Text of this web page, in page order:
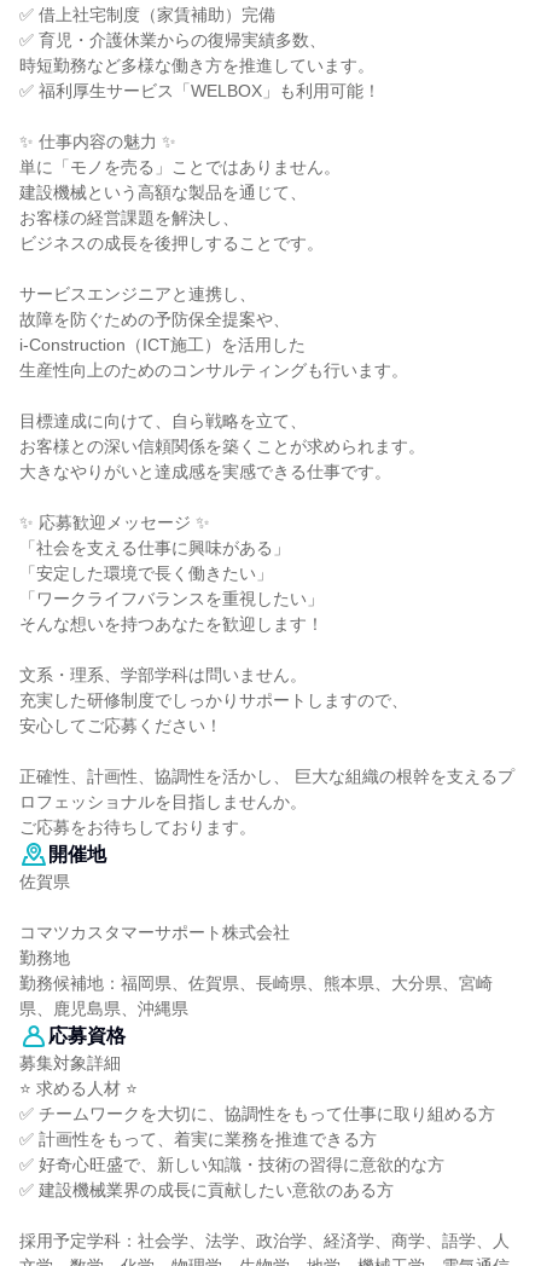
✅ 借上社宅制度（家賃補助）完備
✅ 育児・介護休業からの復帰実績多数、
時短勤務など多様な働き方を推進しています。
✅ 福利厚生サービス「WELBOX」も利用可能！
✨ 仕事内容の魅力 ✨
単に「モノを売る」ことではありません。
建設機械という高額な製品を通じて、
お客様の経営課題を解決し、
ビジネスの成長を後押しすることです。
サービスエンジニアと連携し、
故障を防ぐための予防保全提案や、
i-Construction（ICT施工）を活用した
生産性向上のためのコンサルティングも行います。
目標達成に向けて、自ら戦略を立て、
お客様との深い信頼関係を築くことが求められます。
大きなやりがいと達成感を実感できる仕事です。
✨ 応募歓迎メッセージ ✨
「社会を支える仕事に興味がある」
「安定した環境で長く働きたい」
「ワークライフバランスを重視したい」
そんな想いを持つあなたを歓迎します！
文系・理系、学部学科は問いません。
充実した研修制度でしっかりサポートしますので、
安心してご応募ください！
正確性、計画性、協調性を活かし、 巨大な組織の根幹を支えるプ
ロフェッショナルを目指しませんか。
ご応募をお待ちしております。
開催地
佐賀県
コマツカスタマーサポート株式会社
勤務地
勤務候補地：福岡県、佐賀県、長崎県、熊本県、大分県、宮崎
県、鹿児島県、沖縄県
応募資格
募集対象詳細
⭐ 求める人材 ⭐
✅ チームワークを大切に、協調性をもって仕事に取り組める方
✅ 計画性をもって、着実に業務を推進できる方
✅ 好奇心旺盛で、新しい知識・技術の習得に意欲的な方
✅ 建設機械業界の成長に貢献したい意欲のある方
採用予定学科：社会学、法学、政治学、経済学、商学、語学、人